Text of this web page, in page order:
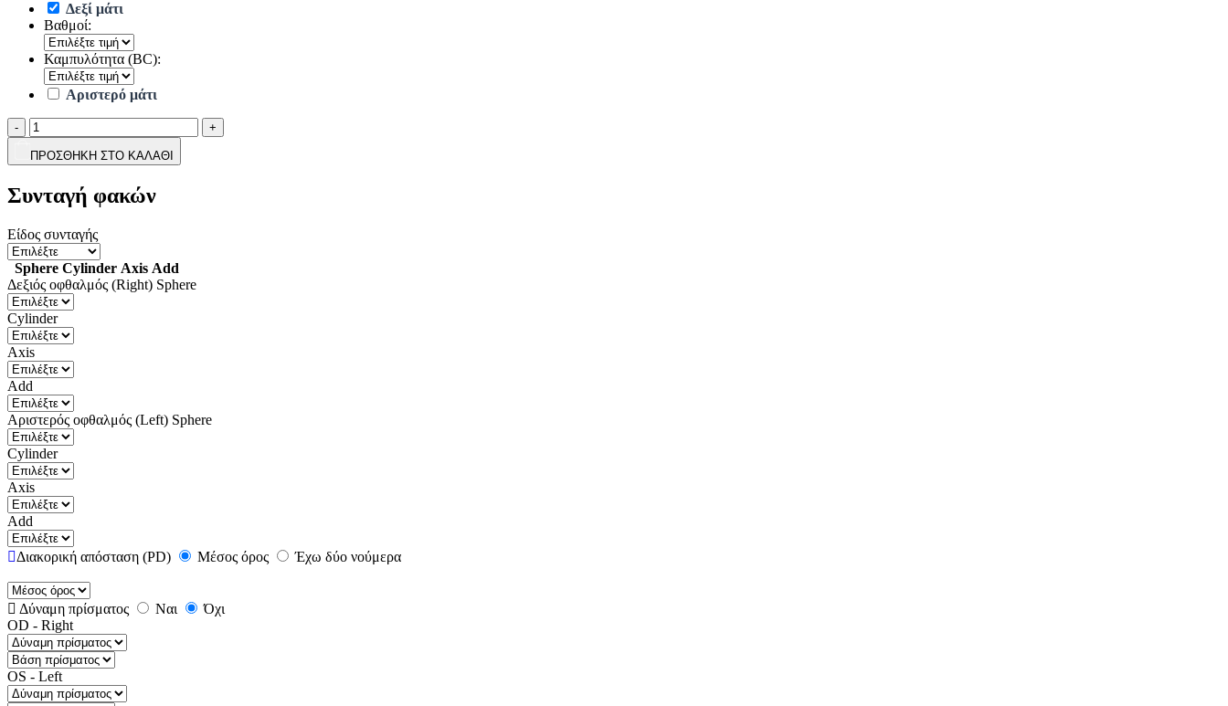
Δεξί μάτι
Βαθμοί:
Καμπυλότητα (BC):
Αριστερό μάτι
- +
ΠΡΟΣΘΗΚΗ ΣΤΟ ΚΑΛΑΘΙ
Συνταγή φακών
Είδος συνταγής
Sphere Cylinder Axis Add
Δεξιός οφθαλμός (Right) Sphere
Cylinder
Axis
Add
Αριστερός οφθαλμός (Left) Sphere
Cylinder
Axis
Add
Διακορική απόσταση (PD) Μέσος όρος Έχω δύο νούμερα
Δύναμη πρίσματος Ναι
Όχι
OD - Right
OS - Left